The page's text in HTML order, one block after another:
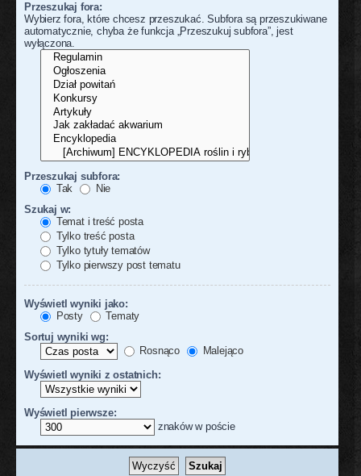
Przeszukaj fora:
Wybierz fora, które chcesz przeszukać. Subfora są przeszukiwane
automatycznie, chyba że funkcja „Przeszukuj subfora”, jest
wyłączona.
Przeszukaj subfora:
Tak
Nie
Szukaj w:
Temat i treść posta
Tylko treść posta
Tylko tytuły tematów
Tylko pierwszy post tematu
Wyświetl wyniki jako:
Posty
Tematy
Sortuj wyniki wg:
Rosnąco
Malejąco
Wyświetl wyniki z ostatnich:
Wyświetl pierwsze:
znaków w poście